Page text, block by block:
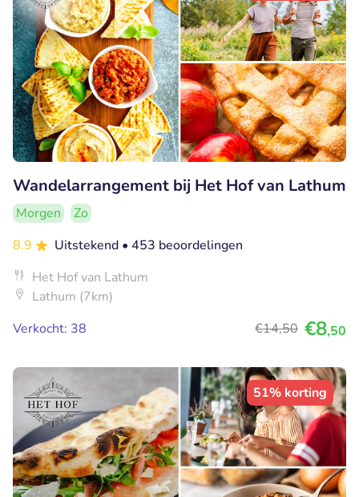
Wandelarrangement bij Het Hof van Lathum
Morgen
Zo
8.9
Uitstekend • 453 beoordelingen
Het Hof van Lathum
Lathum (7km)
Verkocht: 38
€14,50 €8,50
51% korting